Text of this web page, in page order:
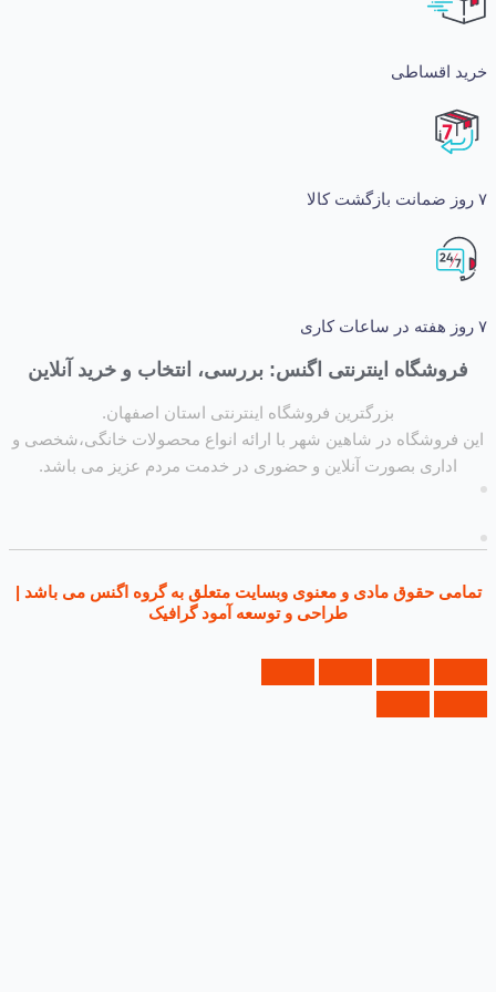
اینترنتی اگنس: بررسی، انتخاب و خرید آنلاین
بزرگترین فروشگاه اینترنتی استان اصفهان.
در شاهین شهر با ارائه انواع محصولات خانگی،شخصی و
بصورت آنلاین و حضوری در خدمت مردم عزیز می باشد.
حقوق مادی و معنوی وبسایت متعلق به گروه اگنس می باشد |
طراحی و توسعه آمود گرافیک